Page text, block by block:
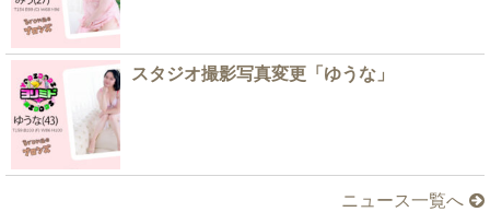
スタジオ撮影写真変更「ゆうな」
ニュース一覧へ